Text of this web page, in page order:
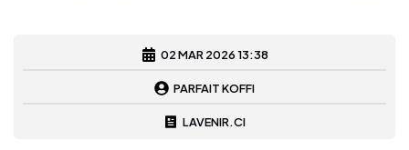
02 MAR 2026 13:38
PARFAIT KOFFI
LAVENIR.CI